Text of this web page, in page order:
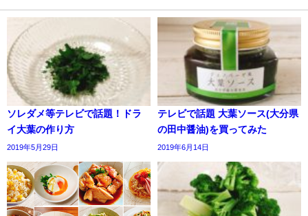
ソレダメ等テレビで話題！ドラ
イ大葉の作り方
2019年5月29日
テレビで話題 大葉ソース(大分県
の田中醤油)を買ってみた
2019年6月14日